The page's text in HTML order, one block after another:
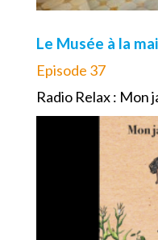
Le Musée à la
Episode 37
Radio Relax : Mon